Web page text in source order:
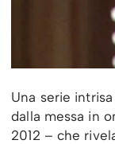
Una serie
dalla messa in
2012 – che